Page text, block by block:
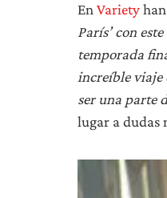
En Variety
París’ con
temporada
increíble viaje
ser una parte
lugar a dudas